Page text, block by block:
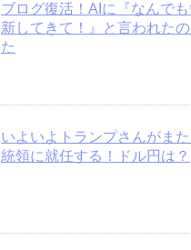
ブログ復活！AIに『なんで
新してきて！』と言われた
た
いよいよトランプさんがま
統領に就任する！ドル円は？